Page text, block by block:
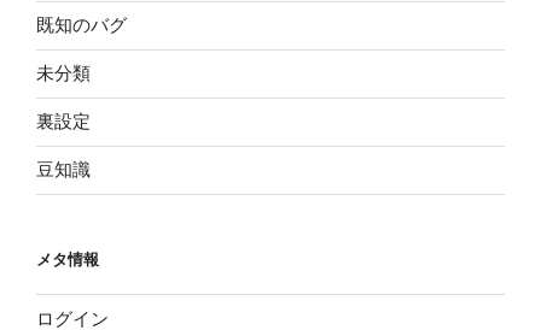
既知のバグ
未分類
裏設定
豆知識
メタ情報
ログイン